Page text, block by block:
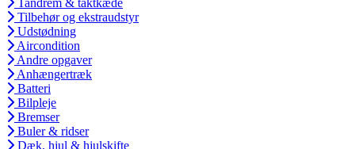
Tandrem & taktkæde
Tilbehør og ekstraudstyr
Udstødning
Aircondition
Andre opgaver
Anhængertræk
Batteri
Bilpleje
Bremser
Buler & ridser
Dæk, hjul & hjulskifte